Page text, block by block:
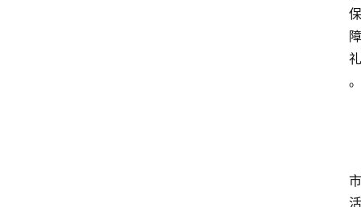
保
障
礼
。
市
活